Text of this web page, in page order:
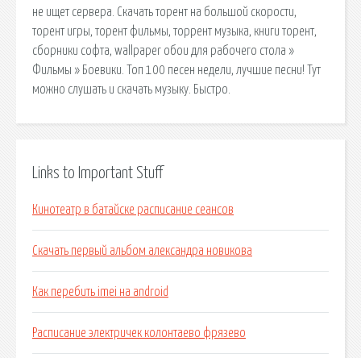
не ищет сервера. Скачать торент на большой скорости,
торент игры, торент фильмы, торрент музыка, книги торент,
сборники софта, wallpaper обои для рабочего стола »
Фильмы » Боевики. Топ 100 песен недели, лучшие песни! Тут
можно слушать и скачать музыку. Быстро.
Links to Important Stuff
Кинотеатр в батайске расписание сеансов
Скачать первый альбом александра новикова
Как перебить imei на android
Расписание электричек колонтаево фрязево